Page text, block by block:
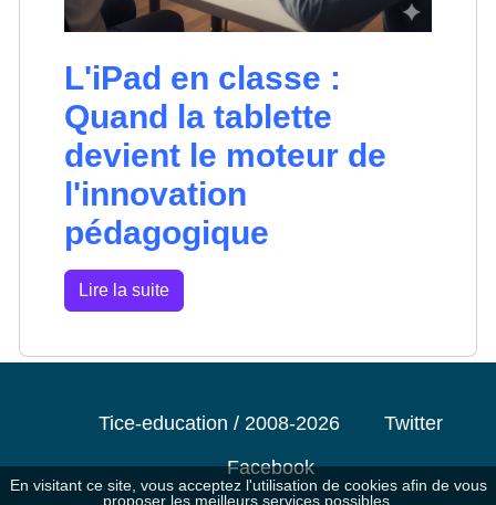
L'iPad en classe :
Quand la tablette
devient le moteur de
l'innovation
pédagogique
Lire la suite
Tice-education / 2008-2026
Twitter
Facebook
En visitant ce site, vous acceptez l'utilisation de cookies afin de vous
proposer les meilleurs services possibles.